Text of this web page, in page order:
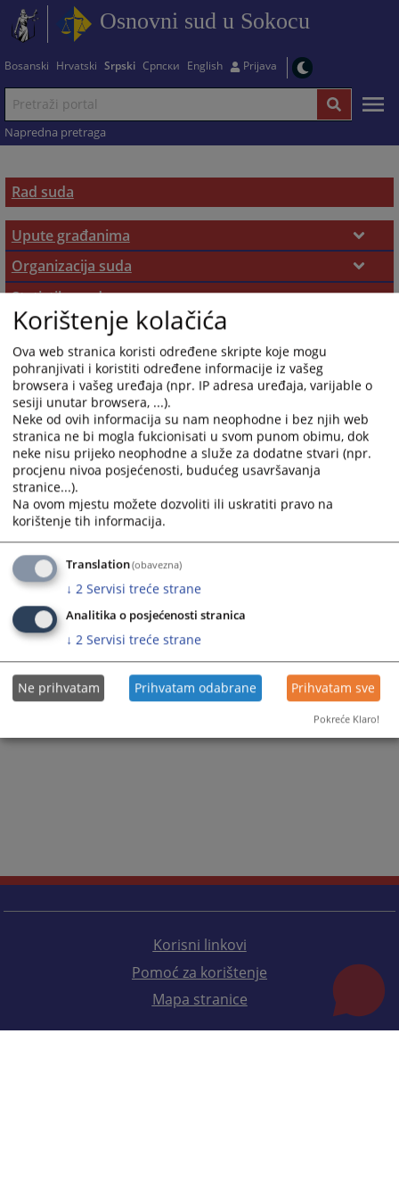
Osnovni sud u Sokocu
Bosanski Hrvatski Srpski Српски English Prijava
Napredna pretraga
Rad suda
Upute građanima
Radno vrijeme
Ovjere i prepisi
Zemljišne knjige
Prijem pošte
Razgledanje spisa
Žalbe na sudske odluke
Medijacija
Упутства за плаћање казни и трошкова
Obavještenje dužnicima u izvršnom postupku
Organizacija suda
Nadležnost suda
Sudska odjeljenja
Zemljišno-knjižna kancelarija
Pisarnica
Sudska policija
Akti suda
Statistika suda
Izvještaji o radu suda
Istorijat
Osnivanje suda
Zaposleni u sudu
Predsjednik suda
Sudije suda
Dodatne sudije
Stručni saradnici
Službenici i namještenici
Korisni linkovi
Pomoć za korištenje
Mapa stranice
Korištenje kolačića
Ova web stranica koristi određene skripte koje mogu
pohranjivati i koristiti određene informacije iz vašeg
browsera i vašeg uređaja (npr. IP adresa uređaja, varijable o
sesiji unutar browsera, ...).
Neke od ovih informacija su nam neophodne i bez njih web
stranica ne bi mogla fukcionisati u svom punom obimu, dok
neke nisu prijeko neophodne a služe za dodatne stvari (npr.
procjenu nivoa posjećenosti, budućeg usavršavanja
stranice...).
Na ovom mjestu možete dozvoliti ili uskratiti pravo na
korištenje tih informacija.
Translation(obavezna)
↓ 2 Servisi treće strane
Analitika o posjećenosti stranica
↓ 2 Servisi treće strane
Ne prihvatam Prihvatam odabrane Prihvatam sve
Pokreće Klaro!